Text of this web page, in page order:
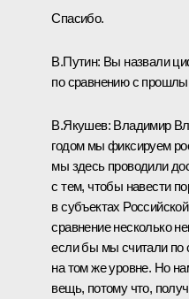
Спасибо.
В.Путин: Вы назвали
по сравнению с
В.Якушев: Владимир
годом мы фиксируем
мы здесь проводили
с тем, чтобы навести
в субъектах
сравнение несколько
если бы мы считали по
на том же уровне. Но
вещь, потому что,